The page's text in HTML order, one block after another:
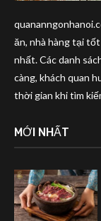
ăn, nhà hàng tại tốt
nhất. Các danh
càng, khách quan
thời gian khi tìm
MỚI NHẤT